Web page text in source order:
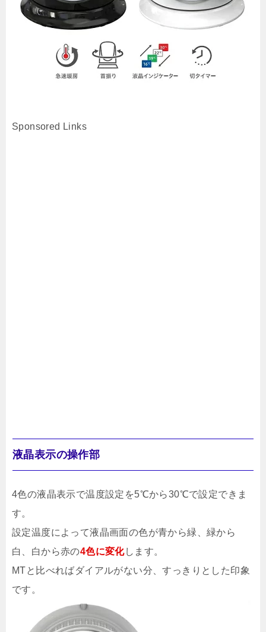
Sponsored Links
液晶表示の操作部
4色の液晶表示で温度設定を5℃から30℃で設定できま
す。
設定温度によって液晶画面の色が青から緑、緑から
白、白から赤の4色に変化します。
MTと比べればダイアルがない分、すっきりとした印象
です。